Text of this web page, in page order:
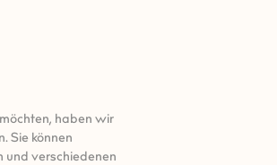
haben wir
Sie können
und verschiedenen